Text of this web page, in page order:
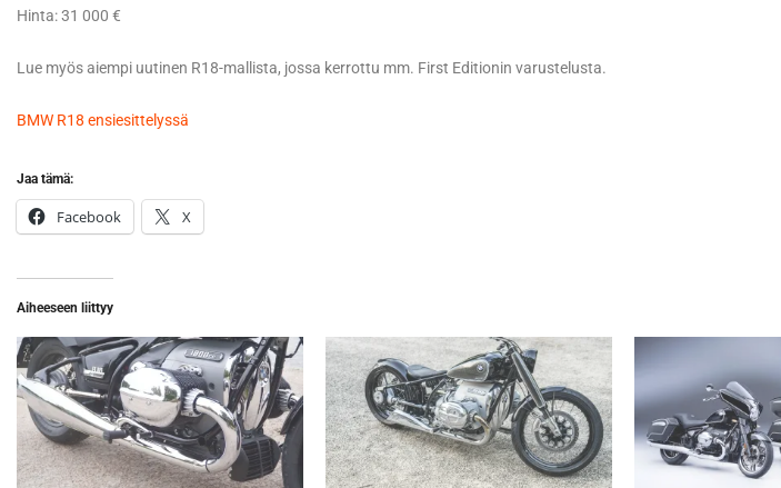
Hinta: 31 000 €
Lue myös aiempi uutinen R18-mallista, jossa kerrottu mm. First Editionin varustelusta.
BMW R18 ensiesittelyssä
Jaa tämä:
Facebook X
Aiheeseen liittyy